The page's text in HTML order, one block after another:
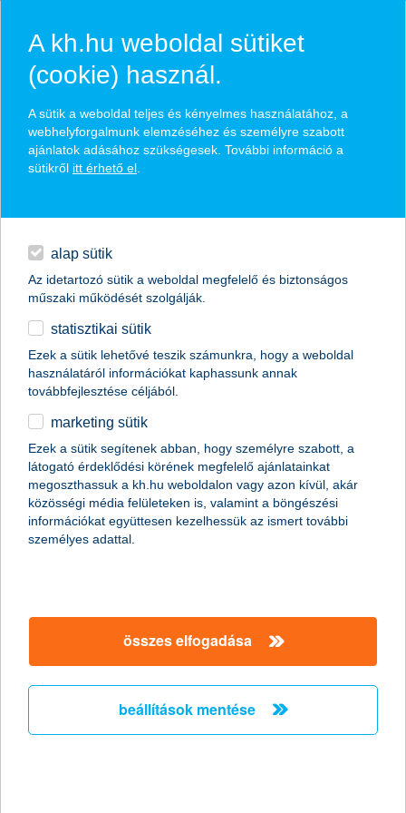
English
hírek és hivatalos
közzétételek
A legjobb kereskedelemfinanszírozási
bank címet kapta a K&H Bank
Magyarországon
A Global Finance magazin ismét a K&H Banknak ítélte a legjobb
kereskedelemfinanszírozási bank címet Magyarországon (Best
Trade Finance Provider in Hungary 2011).
A kh.hu weboldal sütiket
(cookie) használ.
A sütik a weboldal teljes és kényelmes használatához, a
webhelyforgalmunk elemzéséhez és személyre szabott
ajánlatok adásához szükségesek. További információ a
sütikről itt érhető el
alap sütik
Az idetartozó sütik a weboldal megfelelő és biztonságos
műszaki működését szolgálják.
statisztikai sütik
Ezek a sütik lehetővé teszik számunkra, hogy a weboldal
használatáról információkat kaphassunk annak
továbbfejlesztése céljából.
marketing sütik
Ezek a sütik segítenek abban, hogy személyre szabott, a
látogató érdeklődési körének megfelelő ajánlatainkat
megoszthassuk a kh.hu weboldalon vagy azon kívül, akár
közösségi média felületeken is, valamint a böngészési
információkat együttesen kezelhessük az ismert további
személyes adattal.
összes elfogadása
beállítások mentése